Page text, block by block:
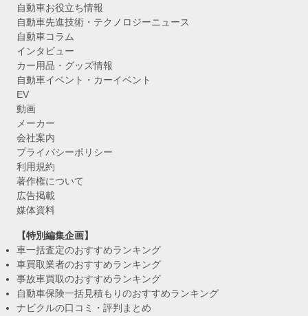
自動車お役立ち情報
自動車先進技術・テクノロジーニュース
自動車コラム
インタビュー
カー用品・グッズ情報
自動車イベント・カーイベント
EV
動画
メーカー
会社案内
プライバシーポリシー
利用規約
著作権について
広告掲載
媒体資料
【特別編集企画】
車一括査定のおすすめランキング
車買取業者のおすすめランキング
事故車買取のおすすめランキング
自動車保険一括見積もりのおすすめランキング
ナビクルの口コミ・評判まとめ